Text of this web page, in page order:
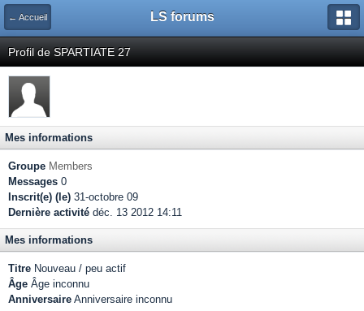
← Accueil LS forums
Profil de SPARTIATE 27
Mes informations
Groupe Members
Messages 0
Inscrit(e) (le) 31-octobre 09
Dernière activité déc. 13 2012 14:11
Mes informations
Titre Nouveau / peu actif
Âge Âge inconnu
Anniversaire Anniversaire inconnu